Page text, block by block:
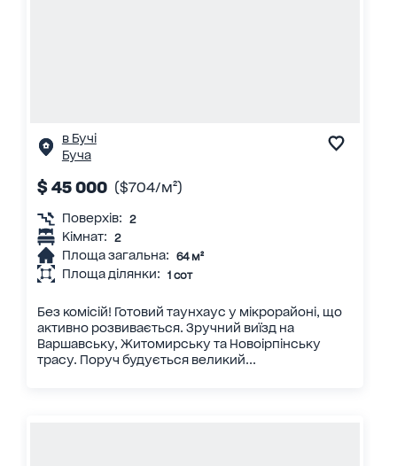
в Бучі
Буча
$ 45 000 ($704/м²)
Поверхів: 2
Кімнат: 2
Площа загальна: 64 м²
Площа ділянки: 1 сот
Без комісій! Готовий таунхаус у мікрорайоні, що
активно розвивається. Зручний виїзд на
Варшавську, Житомирську та Новоірпінську
трасу. Поруч будується великий...